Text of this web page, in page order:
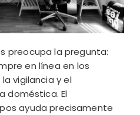
preocupa la pregunta:
en línea en los
vigilancia y el
doméstica. El
ayuda precisamente